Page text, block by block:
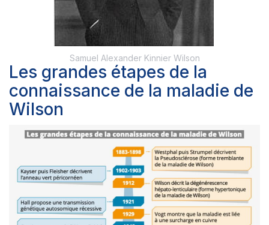
Samuel Alexander Kinnier Wilson
Les grandes étapes de la
connaissance de la maladie de
Wilson